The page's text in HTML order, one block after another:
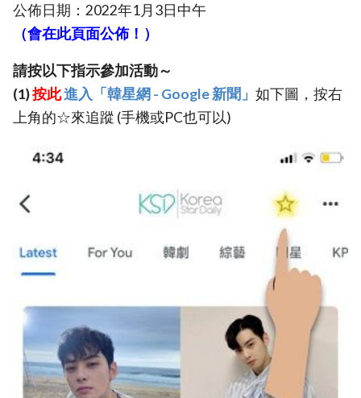
公佈日期：2022年1月3日中午
（會在此頁面公佈！）
請按以下指示參加活動～
(1)按此進入「韓星網 - Google 新聞」 如下圖，按右
上角的☆來追蹤 (手機或PC也可以)